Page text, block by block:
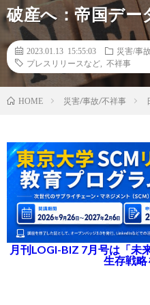
破産へ：帝国デー
2023.01.13 15:55:03
災害/事
プレスリリースなど
不祥事
HOME 災害/事故/不祥事
月刊LOGI-BIZ 7月号は「未
生存戦